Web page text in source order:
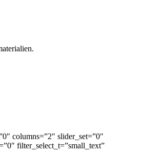
columns=”2″ slider_set=”0″
filter_select_t=”small_text”